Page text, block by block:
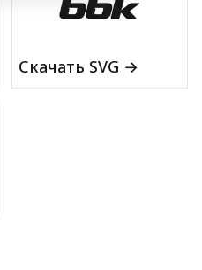
Скачать SVG →